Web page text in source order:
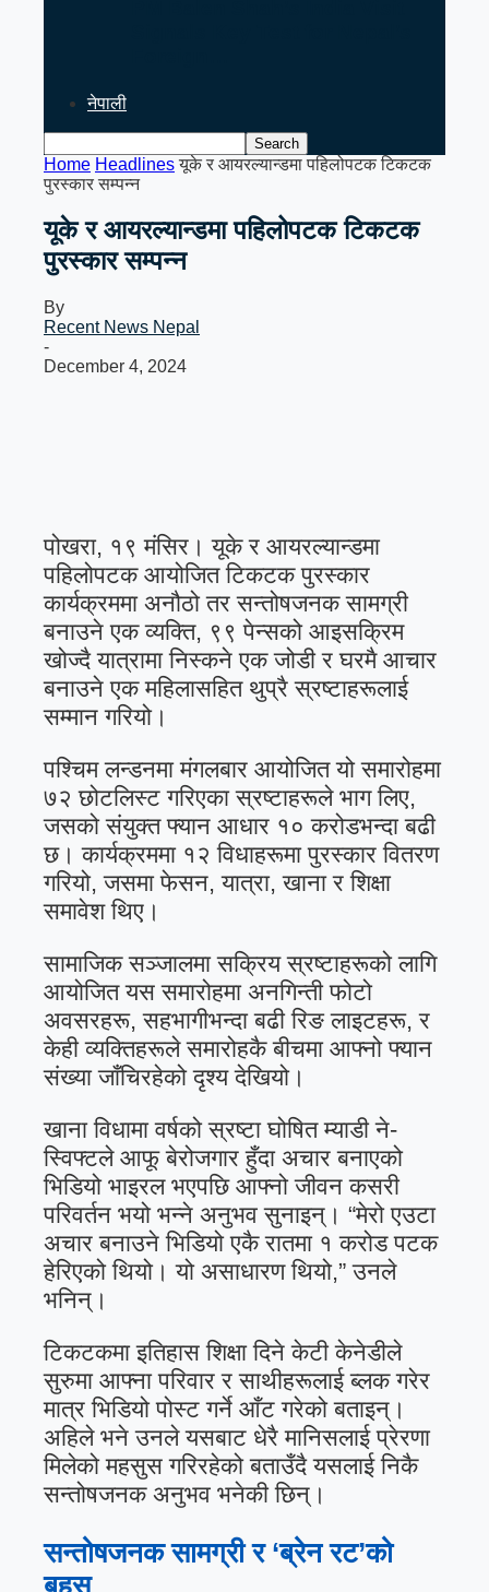
नेपाली
Home Headlines यूके र आयरल्यान्डमा पहिलोपटक टिकटक
पुरस्कार सम्पन्न
यूके र आयरल्यान्डमा पहिलोपटक टिकटक
पुरस्कार सम्पन्न
By
Recent News Nepal
-
December 4, 2024
पोखरा, १९ मंसिर। यूके र आयरल्यान्डमा
पहिलोपटक आयोजित टिकटक पुरस्कार
कार्यक्रममा अनौठो तर सन्तोषजनक सामग्री
बनाउने एक व्यक्ति, ९९ पेन्सको आइसक्रिम
खोज्दै यात्रामा निस्कने एक जोडी र घरमै आचार
बनाउने एक महिलासहित थुप्रै स्रष्टाहरूलाई
सम्मान गरियो।
पश्चिम लन्डनमा मंगलबार आयोजित यो समारोहमा
७२ छोटलिस्ट गरिएका स्रष्टाहरूले भाग लिए,
जसको संयुक्त फ्यान आधार १० करोडभन्दा बढी
छ। कार्यक्रममा १२ विधाहरूमा पुरस्कार वितरण
गरियो, जसमा फेसन, यात्रा, खाना र शिक्षा
समावेश थिए।
सामाजिक सञ्जालमा सक्रिय स्रष्टाहरूको लागि
आयोजित यस समारोहमा अनगिन्ती फोटो
अवसरहरू, सहभागीभन्दा बढी रिङ लाइटहरू, र
केही व्यक्तिहरूले समारोहकै बीचमा आफ्नो फ्यान
संख्या जाँचिरहेको दृश्य देखियो।
खाना विधामा वर्षको स्रष्टा घोषित म्याडी ने-
स्विफ्टले आफू बेरोजगार हुँदा अचार बनाएको
भिडियो भाइरल भएपछि आफ्नो जीवन कसरी
परिवर्तन भयो भन्ने अनुभव सुनाइन्। “मेरो एउटा
अचार बनाउने भिडियो एकै रातमा १ करोड पटक
हेरिएको थियो। यो असाधारण थियो,” उनले
भनिन्।
टिकटकमा इतिहास शिक्षा दिने केटी केनेडीले
सुरुमा आफ्ना परिवार र साथीहरूलाई ब्लक गरेर
मात्र भिडियो पोस्ट गर्ने आँट गरेको बताइन्।
अहिले भने उनले यसबाट धेरै मानिसलाई प्रेरणा
मिलेको महसुस गरिरहेको बताउँदै यसलाई निकै
सन्तोषजनक अनुभव भनेकी छिन्।
सन्तोषजनक सामग्री र ‘ब्रेन रट’को
बहस